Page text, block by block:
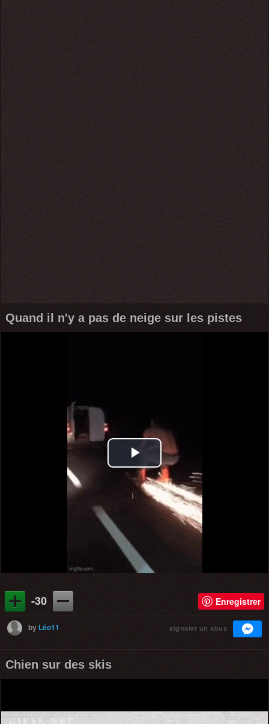
Quand il n'y a pas de neige sur les pistes
Play
Video
-30 Enregistrer
by Léo11 signaler un abus
Chien sur des skis